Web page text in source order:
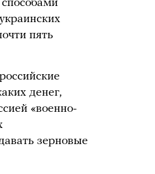
украинских
пять
денег,
«военно-
зерновые